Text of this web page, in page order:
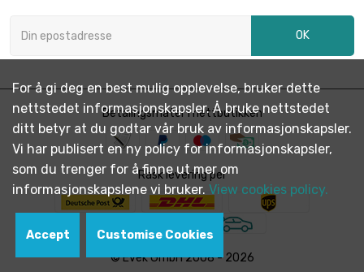
OK
Betalingsmåter i nettbutikken
Rask levering per
© Evek GmbH 2008 - 2026
For å gi deg en best mulig opplevelse, bruker dette
nettstedet informasjonskapsler. Å bruke nettstedet
ditt betyr at du godtar vår bruk av informasjonskapsler.
Vi har publisert en ny policy for informasjonskapsler,
som du trenger for å finne ut mer om
informasjonskapslene vi bruker. View cookies policy.
Accept Customise Cookies